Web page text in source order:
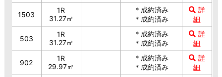
1503
1R
31.27㎡
＊成約済み
＊成約済み
詳
細
503
1R
31.27㎡
＊成約済み
＊成約済み
詳
細
902
1R
29.97㎡
＊成約済み
＊成約済み
詳
細